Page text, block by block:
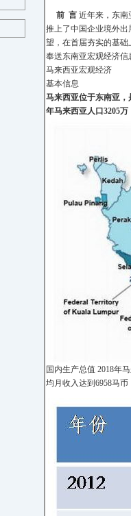
前 言 近年来，东南
推上了中国企业境外出
望，在首届夯实的基
奉送东南亚宏观经济信
马来西亚宏观经济
基本信息
马来西亚位于东南亚，
年马来西亚人口3205万
国内生产总值 2018年
均月收入达到6958马币